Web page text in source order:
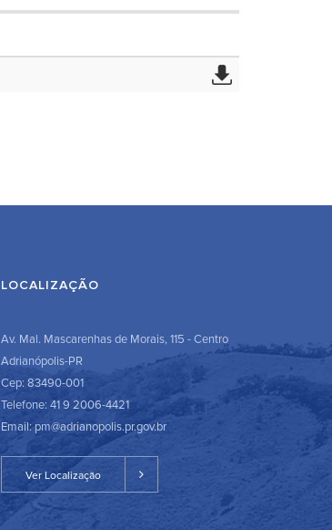
LOCALIZAÇÃO
Av. Mal. Mascarenhas de Morais, 115 - Centro
Adrianópolis-PR
Cep: 83490-001
Telefone: 41 9 2006-4421
Email: pm@adrianopolis.pr.gov.br
Ver Localização